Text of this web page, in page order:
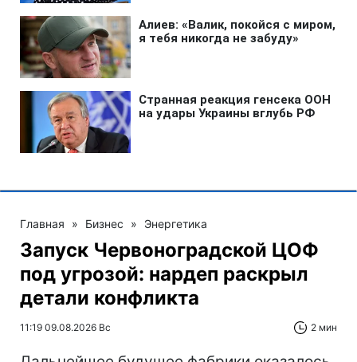
Главная » Бизнес » Энергетика
Запуск Червоноградской ЦОФ
под угрозой: нардеп раскрыл
детали конфликта
11:19 09.08.2026 Вс 2 мин